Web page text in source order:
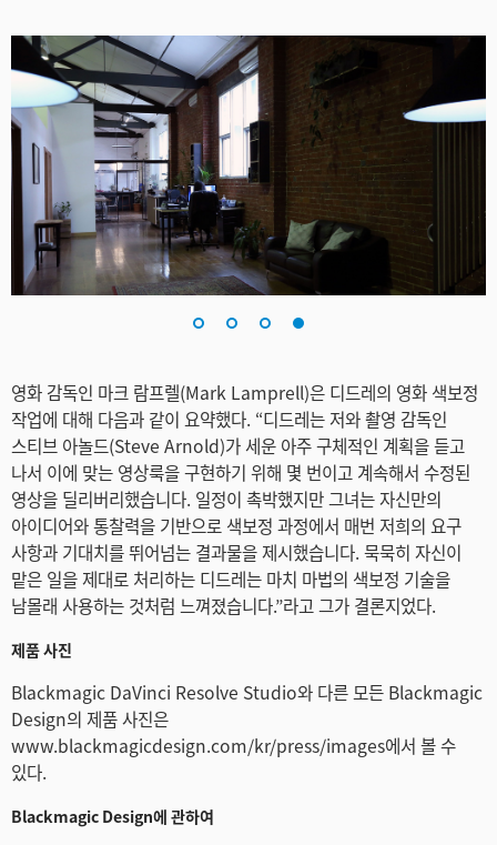
영화 감독인 마크 람프렐(Mark Lamprell)은 디드레의 영화 색보정
작업에 대해 다음과 같이 요약했다. “디드레는 저와 촬영 감독인
스티브 아놀드(Steve Arnold)가 세운 아주 구체적인 계획을 듣고
나서 이에 맞는 영상룩을 구현하기 위해 몇 번이고 계속해서 수정된
영상을 딜리버리했습니다. 일정이 촉박했지만 그녀는 자신만의
아이디어와 통찰력을 기반으로 색보정 과정에서 매번 저희의 요구
사항과 기대치를 뛰어넘는 결과물을 제시했습니다. 묵묵히 자신이
맡은 일을 제대로 처리하는 디드레는 마치 마법의 색보정 기술을
남몰래 사용하는 것처럼 느껴졌습니다.”라고 그가 결론지었다.
제품 사진
Blackmagic DaVinci Resolve Studio와 다른 모든 Blackmagic
Design의 제품 사진은
www.blackmagicdesign.com/kr/press/images에서 볼 수
있다.
Blackmagic Design에 관하여